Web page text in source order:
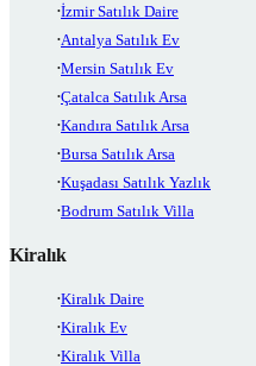
İzmir Satılık Daire
Antalya Satılık Ev
Mersin Satılık Ev
Çatalca Satılık Arsa
Kandıra Satılık Arsa
Bursa Satılık Arsa
Kuşadası Satılık Yazlık
Bodrum Satılık Villa
Kiralık
Kiralık Daire
Kiralık Ev
Kiralık Villa